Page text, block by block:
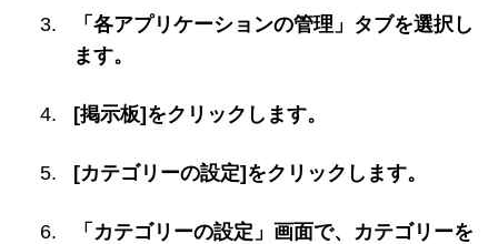
「各アプリケーションの管理」タブを選択し
ます。
[掲示板]をクリックします。
[カテゴリーの設定]をクリックします。
「カテゴリーの設定」画面で、カテゴリーを